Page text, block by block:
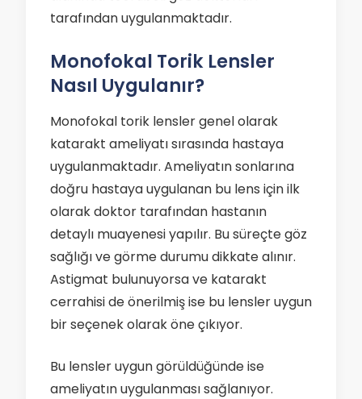
tarafından uygulanmaktadır.
Monofokal Torik Lensler
Nasıl Uygulanır?
Monofokal torik lensler genel olarak
katarakt ameliyatı sırasında hastaya
uygulanmaktadır. Ameliyatın sonlarına
doğru hastaya uygulanan bu lens için ilk
olarak doktor tarafından hastanın
detaylı muayenesi yapılır. Bu süreçte göz
sağlığı ve görme durumu dikkate alınır.
Astigmat bulunuyorsa ve katarakt
cerrahisi de önerilmiş ise bu lensler uygun
bir seçenek olarak öne çıkıyor.
Bu lensler uygun görüldüğünde ise
ameliyatın uygulanması sağlanıyor.